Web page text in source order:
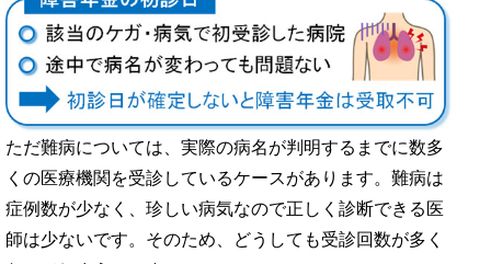
ただ難病については、実際の病名が判明するまでに数多
くの医療機関を受診しているケースがあります。難病は
症例数が少なく、珍しい病気なので正しく診断できる医
師は少ないです。そのため、どうしても受診回数が多く